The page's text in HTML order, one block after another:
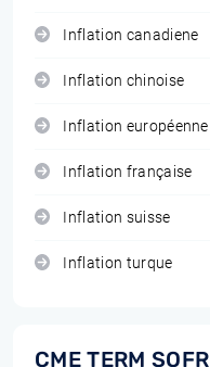
Inflation canadiene
Inflation chinoise
Inflation européenne
Inflation française
Inflation suisse
Inflation turque
CME TERM SOFR